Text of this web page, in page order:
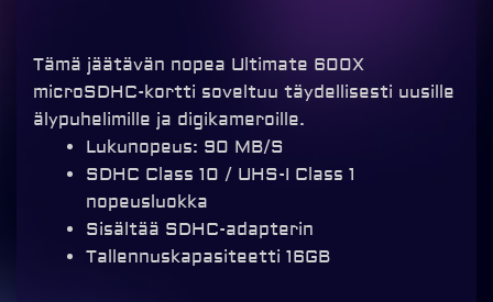
Tämä jäätävän nopea Ultimate 600X
microSDHC-kortti soveltuu täydellisesti uusille
älypuhelimille ja digikameroille.
Lukunopeus: 90 MB/S
SDHC Class 10 / UHS-I Class 1
nopeusluokka
Sisältää SDHC-adapterin
Tallennuskapasiteetti 16GB